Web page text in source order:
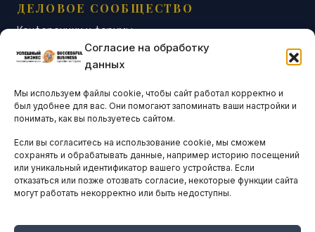
Согласие на обработку
данных
Мы используем файлы cookie, чтобы сайт работал корректно и
был удобнее для вас. Они помогают запоминать ваши настройки и
понимать, как вы пользуетесь сайтом.
Если вы согласитесь на использование cookie, мы сможем
сохранять и обрабатывать данные, например историю посещений
или уникальный идентификатор вашего устройства. Если
отказаться или позже отозвать согласие, некоторые функции сайта
могут работать некорректно или быть недоступны.
ДЕЛОВОЕ СООБЩЕСТВО
Конференции и форумы
Бизнес-клубы и ассоциации
Остальные новости
АНАЛИТИКА И СТАТИСТИКА
ARTICLES IN ENGLISH
НАВИГАЦИЯ